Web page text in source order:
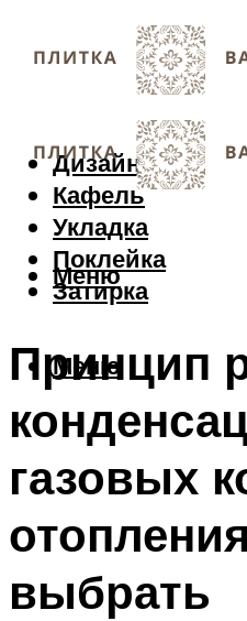
Дизайн
Кафель
Укладка
Поклейка
Затирка
Меню
Меню
Принцип
газовых
выбрать